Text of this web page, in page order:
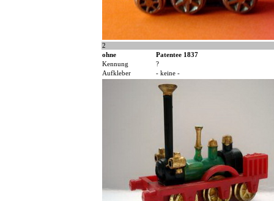
2
ohne
Patentee 1837
Kennung
?
Aufkleber
- keine -